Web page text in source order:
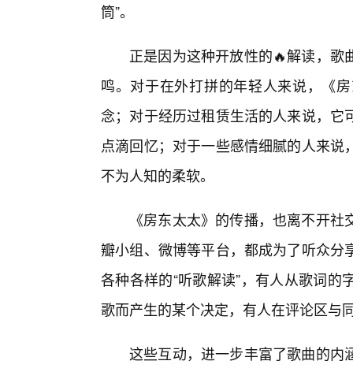
筒”。
正是因为这种开放性的🔥解读，
鸣。对于在外打拼的年轻人来说，《
念；对于经历过租赁生活的人来说，
点滴回忆；对于一些感情细腻的人来
不为人知的柔软。
《房东太太》的传播，也离不开
瓣小组、微博等平台，都成为了听众
各种各样的“听歌解读”，有人从歌词
歌而产生的某个决定，有人在评论区与
这些互动，进一步丰富了歌曲的内